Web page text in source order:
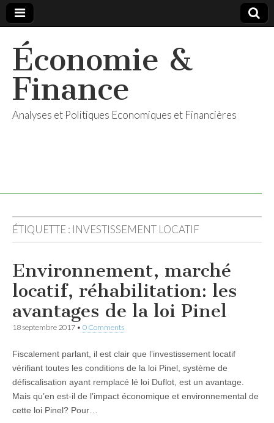
Économie &
Finance
Analyses et Politiques Economiques et Financières
ÉTIQUETTE : INVESTISSEMENT LOCATIF
Environnement, marché
locatif, réhabilitation: les
avantages de la loi Pinel
18 septembre 2017 • 0 Comments
Fiscalement parlant, il est clair que l’investissement locatif
vérifiant toutes les conditions de la loi Pinel, système de
défiscalisation ayant remplacé lé loi Duflot, est un avantage.
Mais qu’en est-il de l’impact économique et environnemental de
cette loi Pinel? Pour…